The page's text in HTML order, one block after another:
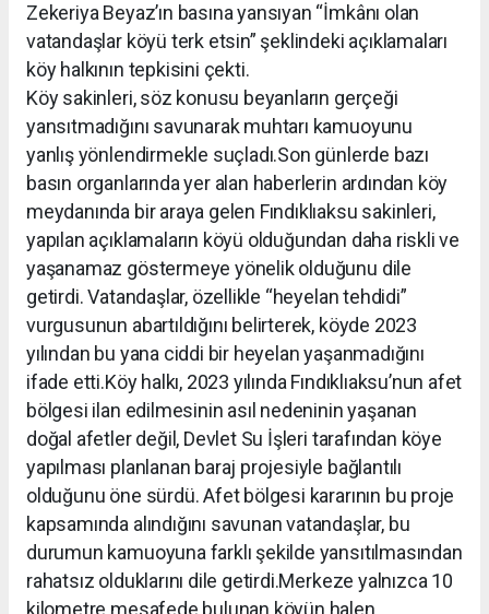
Zekeriya Beyaz’ın basına yansıyan “İmkânı olan
vatandaşlar köyü terk etsin” şeklindeki açıklamaları
köy halkının tepkisini çekti.
Köy sakinleri, söz konusu beyanların gerçeği
yansıtmadığını savunarak muhtarı kamuoyunu
yanlış yönlendirmekle suçladı.Son günlerde bazı
basın organlarında yer alan haberlerin ardından köy
meydanında bir araya gelen Fındıklıaksu sakinleri,
yapılan açıklamaların köyü olduğundan daha riskli ve
yaşanamaz göstermeye yönelik olduğunu dile
getirdi. Vatandaşlar, özellikle “heyelan tehdidi”
vurgusunun abartıldığını belirterek, köyde 2023
yılından bu yana ciddi bir heyelan yaşanmadığını
ifade etti.Köy halkı, 2023 yılında Fındıklıaksu’nun afet
bölgesi ilan edilmesinin asıl nedeninin yaşanan
doğal afetler değil, Devlet Su İşleri tarafından köye
yapılması planlanan baraj projesiyle bağlantılı
olduğunu öne sürdü. Afet bölgesi kararının bu proje
kapsamında alındığını savunan vatandaşlar, bu
durumun kamuoyuna farklı şekilde yansıtılmasından
rahatsız olduklarını dile getirdi.Merkeze yalnızca 10